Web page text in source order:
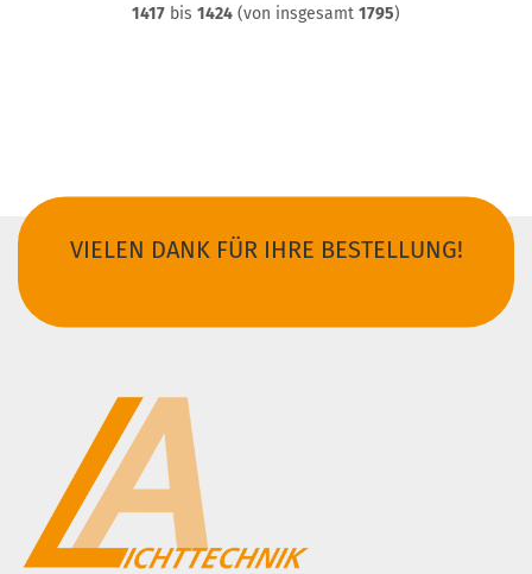
1417 bis 1424 (von insgesamt 1795)
VIELEN DANK FÜR IHRE BESTELLUNG!